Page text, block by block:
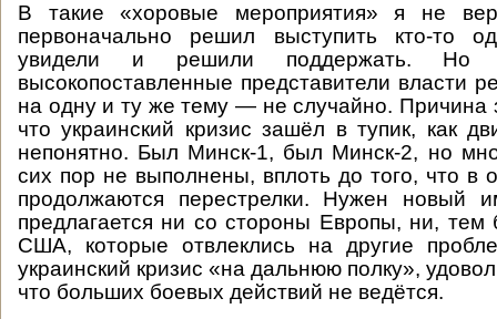
В такие «хоровые мероприятия» я не
первоначально решил выступить кто-то
увидели и решили поддержать. Но
высокопоставленные представители власти
на одну и ту же тему — не случайно. Причина
что украинский кризис зашёл в тупик, как
непонятно. Был Минск-1, был Минск-2, но
сих пор не выполнены, вплоть до того, что в
продолжаются перестрелки. Нужен новый
предлагается ни со стороны Европы, ни, тем
США, которые отвлеклись на другие
украинский кризис «на дальнюю полку»,
что больших боевых действий не ведётся.